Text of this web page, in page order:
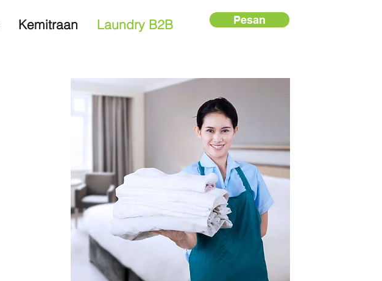
Kemitraan Laundry B2B Pesan